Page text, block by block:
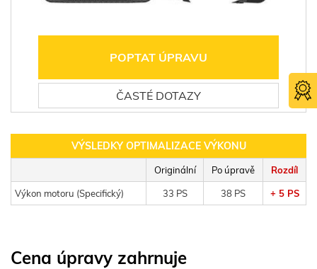
POPTAT ÚPRAVU
ČASTÉ DOTAZY
VÝSLEDKY OPTIMALIZACE VÝKONU
Originální Po úpravě Rozdíl
Výkon motoru (Specifický) 33 PS 38 PS + 5 PS
Cena úpravy zahrnuje